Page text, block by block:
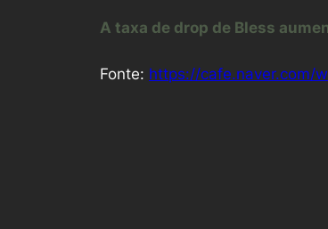
A taxa de drop de Bless
Fonte: https://cafe.naver.com/